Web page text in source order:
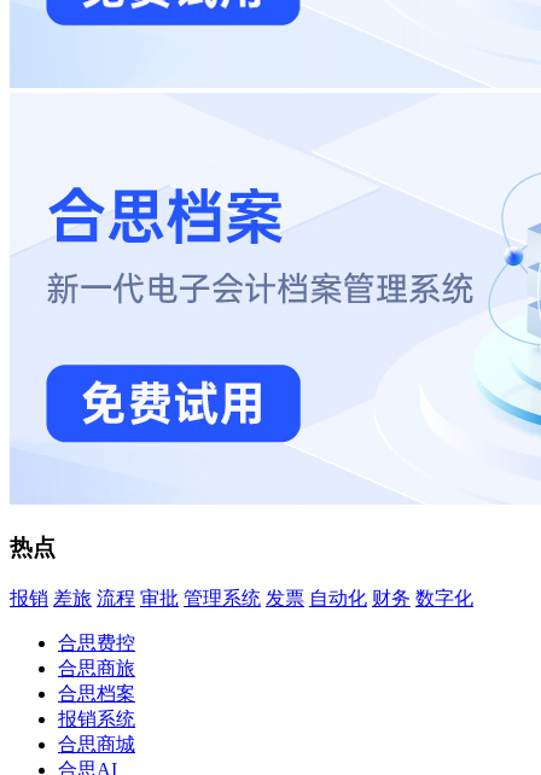
热点
报销 差旅 流程 审批 管理系统 发票 自动化 财务 数字化
合思费控
合思商旅
合思档案
报销系统
合思商城
合思AI